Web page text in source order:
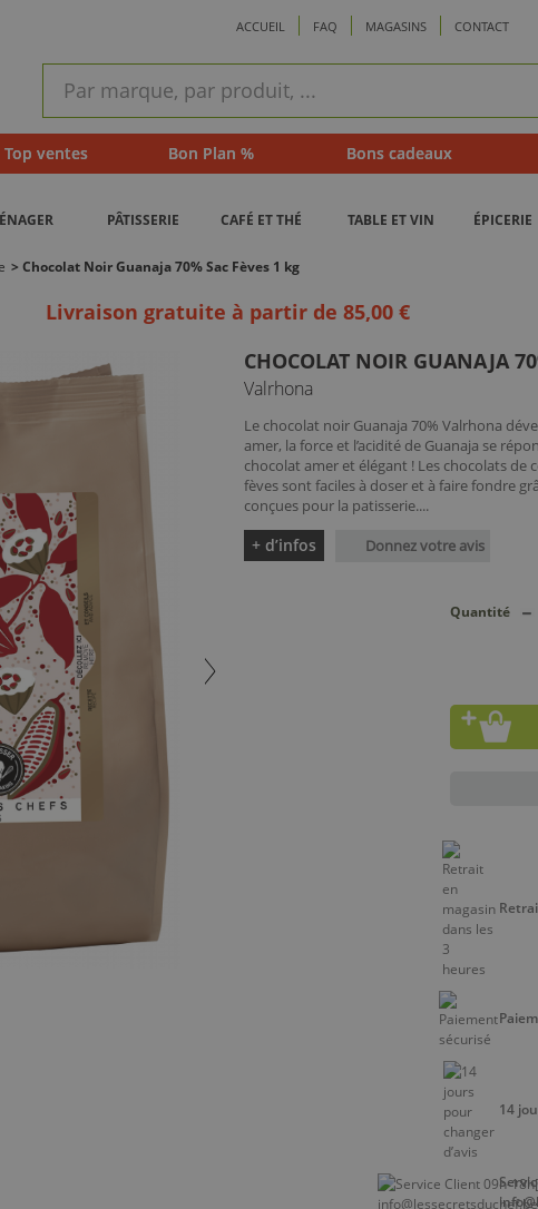
ACCUEIL FAQ MAGASINS CONTACT
rapide
Top ventes Bon Plan % Bons cadeaux
PÂTISSERIE CAFÉ ET THÉ TABLE ET VIN ÉPICERIE
> Chocolat Noir Guanaja 70% Sac Fèves 1 kg
Livraison gratuite à partir de 85,00 €
CHOCOLAT NOIR GUANAJA
Valrhona
Le chocolat noir Guanaja 70% Valrhona
amer, la force et l’acidité de Guanaja se
chocolat amer et élégant ! Les chocolats
fèves sont faciles à doser et à faire fondre
conçues pour la patisserie....
+ d’infos Donnez votre avis
Quantité
14